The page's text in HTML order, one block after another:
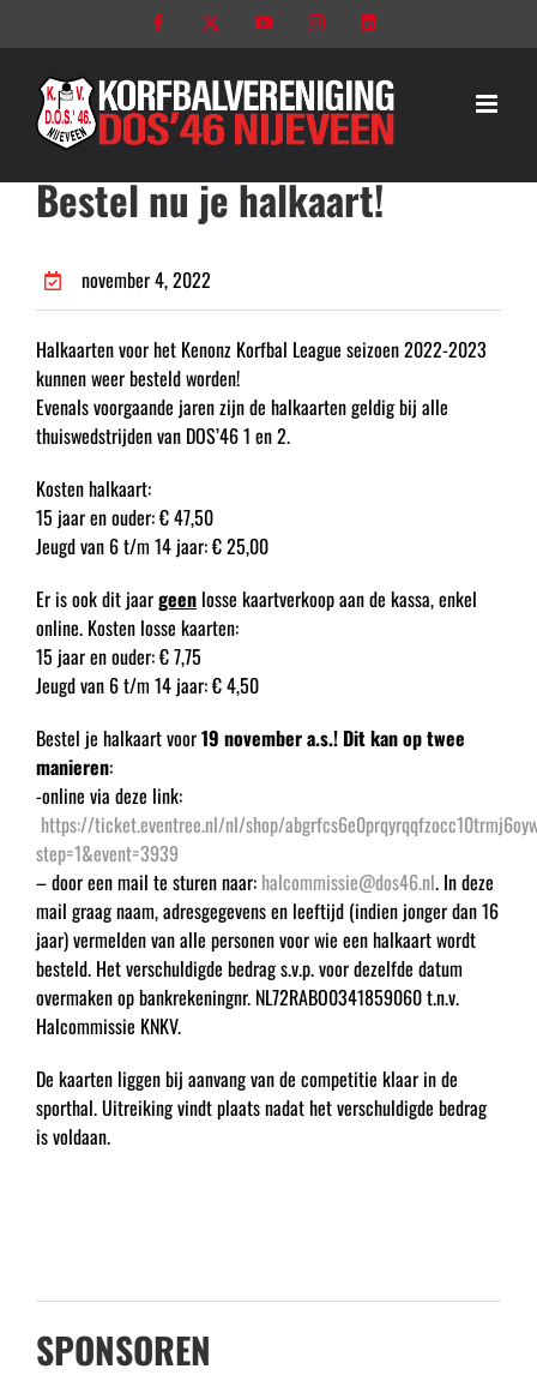
naar
Facebook YouTubeInstagram
Bestel nu je halkaart!
november 4, 2022
Halkaarten voor het Kenonz Korfbal League seizoen 2022-2023
kunnen weer besteld worden!
Evenals voorgaande jaren zijn de halkaarten geldig bij alle
thuiswedstrijden van DOS’46 1 en 2.
Kosten halkaart:
15 jaar en ouder: € 47,50
Jeugd van 6 t/m 14 jaar: € 25,00
Er is ook dit jaargeenlosse kaartverkoop aan de kassa, enkel
online. Kosten losse kaarten:
15 jaar en ouder: € 7,75
Jeugd van 6 t/m 14 jaar: € 4,50
Bestel je halkaart voor19 november a.s.! Dit kan op twee
manieren:
-online via deze link:
https://ticket.eventree.nl/nl/shop/
step=1&event=3939
– door een mail te sturen naar: halcommissie@dos46.nl. In deze
mail graag naam, adresgegevens en leeftijd (indien jonger dan 16
jaar) vermelden van alle personen voor wie een halkaart wordt
besteld. Het verschuldigde bedrag s.v.p. voor dezelfde datum
overmaken op bankrekeningnr. NL72RABO0341859060 t.n.v.
Halcommissie KNKV.
De kaarten liggen bij aanvang van de competitie klaar in de
sporthal. Uitreiking vindt plaats nadat het verschuldigde bedrag
is voldaan.
SPONSOREN